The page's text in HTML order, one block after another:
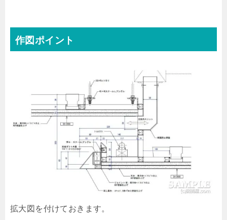
作図ポイント
拡大図を付けておきます。